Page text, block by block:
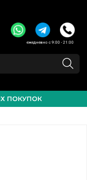
ежедневно с 9:00 - 21:00
ПОКУПОК